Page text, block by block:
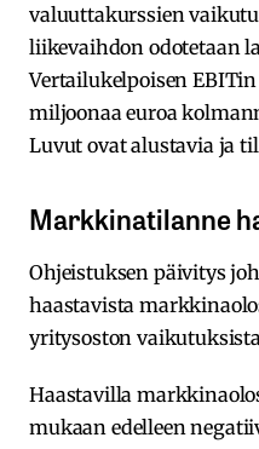
valuuttakurssien
liikevaihdon odotetaan
Vertailukelpoisen
miljoonaa euroa
Luvut ovat alustavia ja
Markkinatilanne
Ohjeistuksen päivitys
haastavista
yritysoston
Haastavilla
mukaan edelleen